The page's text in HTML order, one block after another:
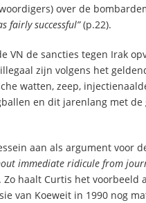
over de
fairly successful”(p.22).
VN de sancties tegen Irak
zijn volgens het
watten, zeep,
en dit jarenlang met de
aan als argument voor
immediate ridicule from
Zo haalt Curtis het voorbeeld
van Koeweit in 1990 nog